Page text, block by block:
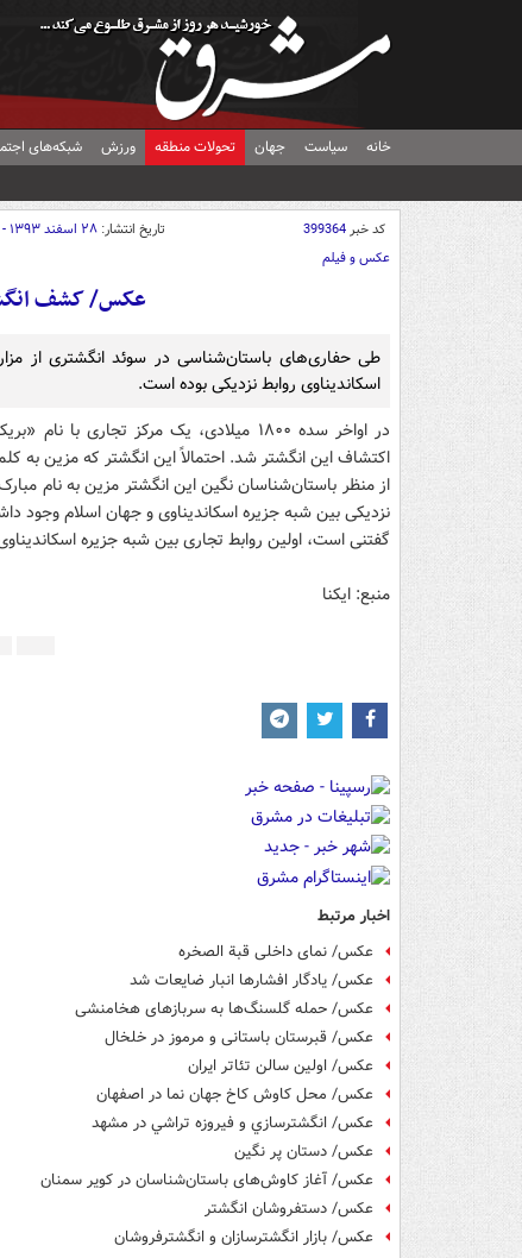
خانه سیاست جهان تحولات منطقه ورزش شبکه‌های
کد خبر399364 تاریخ انتشار: ۲۸ اسفند ۱۳۹۳ - ۰۹:۴۱
عکس و فیلم
عکس/ کشف
طی حفاری‌های باستان‌شناسی در سوئد انگشتری از
اسکاندیناوی روابط نزدیکی بوده است.
در اواخر سده ۱۸۰۰ میلادی، یک مرکز
اکتشاف این انگشتر شد. احتمالاً این انگشتر که مزین به
از منظر باستان‌شناسان نگین این انگشتر مزین به نام
نزدیکی بین شبه جزیره اسکاندیناوی و جهان اسلام وجود داشته است. قدمت
گفتنی است، اولین روابط تجاری بین شبه جزیره اسکاندیناوی و منطقه
منبع: ایکنا
اخبار مرتبط
عکس/ نمای داخلی قبة الصخره
عکس/ یادگار افشارها انبار ضایعات شد
عکس/ حمله گلسنگ‌ها به سربازهای هخامنشی
عکس/ قبرستان باستانی و مرموز در خلخال
عکس/ اولین سالن تئاتر ایران
عکس/ محل کاوش کاخ جهان نما در اصفهان
عکس/ انگشترسازي و فيروزه تراشي در مشهد
عکس/ دستان پر نگین
عکس/ آغاز کاوش‌های باستان‌شناسان در کویر سمنان
عکس/ دستفروشان انگشتر
عکس/ بازار انگشترسازان و انگشترفروشان